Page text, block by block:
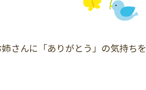
んに「ありがとう」の気持ちを